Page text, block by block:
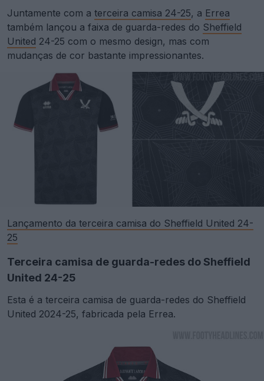
Juntamente com a terceira camisa 24-25, a Errea
também lançou a faixa de guarda-redes do Sheffield
United 24-25 com o mesmo design, mas com
mudanças de cor bastante impressionantes.
Lançamento da terceira camisa do Sheffield United 24-
25
Terceira camisa de guarda-redes do Sheffield
United 24-25
Esta é a terceira camisa de guarda-redes do Sheffield
United 2024-25, fabricada pela Errea.